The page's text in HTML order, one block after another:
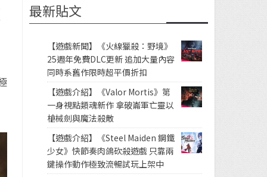
最新貼文
【遊戲新聞】《火線獵殺：野境》
25週年免費DLC更新 追加大量內容
同時系舊作限時超平價折扣
【遊戲介紹】《Valor Mortis》第
一身視點類魂新作 拿破崙軍亡靈以
槍械劍與魔法殺敵
【遊戲介紹】《Steel Maiden 鋼鐵
少女》快節奏肉鴿砍殺遊戲 只靠兩
鍵操作動作極致流暢試玩上架中